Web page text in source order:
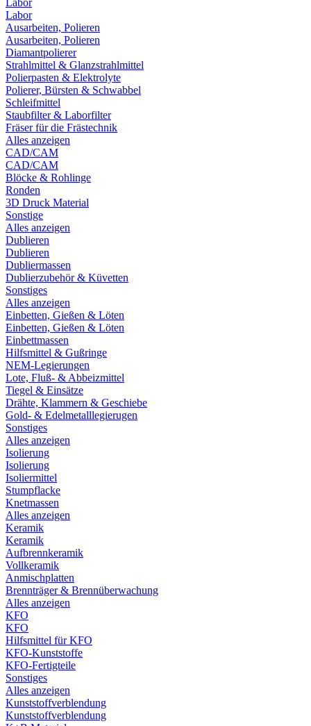
Labor
Labor
Ausarbeiten, Polieren
Ausarbeiten, Polieren
Diamantpolierer
Strahlmittel & Glanzstrahlmittel
Polierpasten & Elektrolyte
Polierer, Bürsten & Schwabbel
Schleifmittel
Staubfilter & Laborfilter
Fräser für die Frästechnik
Alles anzeigen
CAD/CAM
CAD/CAM
Blöcke & Rohlinge
Ronden
3D Druck Material
Sonstige
Alles anzeigen
Dublieren
Dublieren
Dubliermassen
Dublierzubehör & Küvetten
Sonstiges
Alles anzeigen
Einbetten, Gießen & Löten
Einbetten, Gießen & Löten
Einbettmassen
Hilfsmittel & Gußringe
NEM-Legierungen
Lote, Fluß- & Abbeizmittel
Tiegel & Einsätze
Drähte, Klammern & Geschiebe
Gold- & Edelmetalllegierugen
Sonstiges
Alles anzeigen
Isolierung
Isolierung
Isoliermittel
Stumpflacke
Knetmassen
Alles anzeigen
Keramik
Keramik
Aufbrennkeramik
Vollkeramik
Anmischplatten
Brennträger & Brennüberwachung
Alles anzeigen
KFO
KFO
Hilfsmittel für KFO
KFO-Kunststoffe
KFO-Fertigteile
Sonstiges
Alles anzeigen
Kunststoffverblendung
Kunststoffverblendung